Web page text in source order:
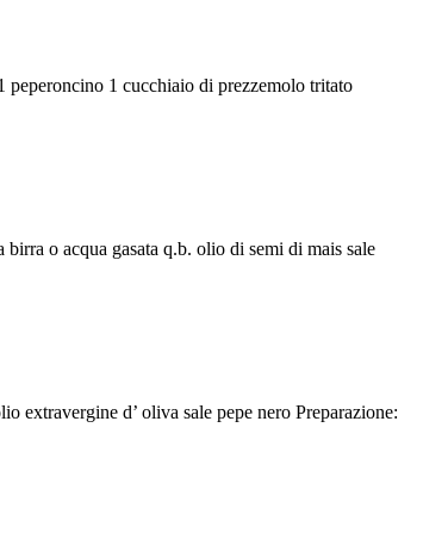
1 cucchiaio di prezzemolo tritato
o acqua gasata q.b. olio di semi di mais sale
extravergine d’ oliva sale pepe nero Preparazione: